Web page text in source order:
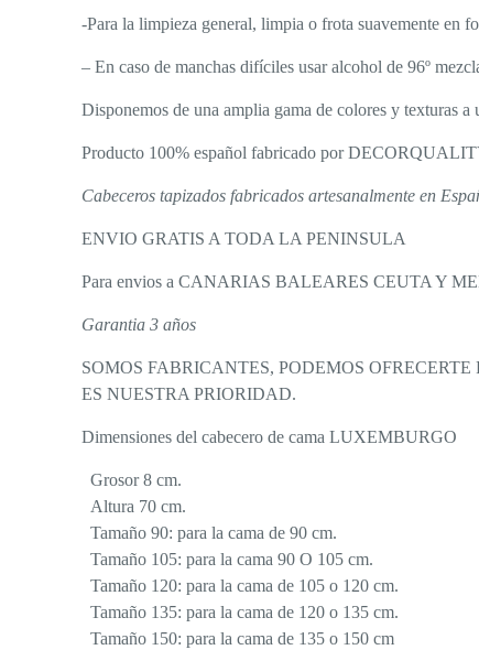
-Para la limpieza general, limpia o frota suavemente en
– En caso de manchas difíciles usar alcohol de 96º
Disponemos de una amplia gama de colores y texturas a
Producto 100% español fabricado por
Cabeceros tapizados fabricados artesanalmente en
ENVIO GRATIS A TODA LA PENINSULA
Para envios a CANARIAS BALEARES CEUTA Y
Garantia 3 años
SOMOS FABRICANTES, PODEMOS
ES NUESTRA PRIORIDAD.
Dimensiones del cabecero de cama LUXEMBURGO
Grosor 8 cm.
Altura 70 cm.
Tamaño 90: para la cama de 90 cm.
Tamaño 105: para la cama 90 O 105 cm.
Tamaño 120: para la cama de 105 o 120 cm.
Tamaño 135: para la cama de 120 o 135 cm.
Tamaño 150: para la cama de 135 o 150 cm